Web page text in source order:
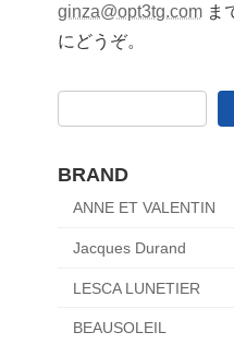
ginza@opt3tg.comま
にどうぞ。
BRAND
ANNE ET VALENTIN
Jacques Durand
LESCA LUNETIER
BEAUSOLEIL